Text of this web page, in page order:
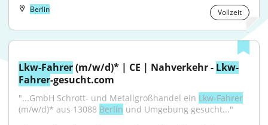
Berlin Vollzeit
Lkw-Fahrer (m/w/d)* | CE | Nahverkehr - Lkw-
Fahrer-gesucht.com
"...GmbH Schrott- und Metallgroßhandel ein Lkw-Fahrer
(m/w/d)* aus 13088 Berlin und Umgebung gesucht..."